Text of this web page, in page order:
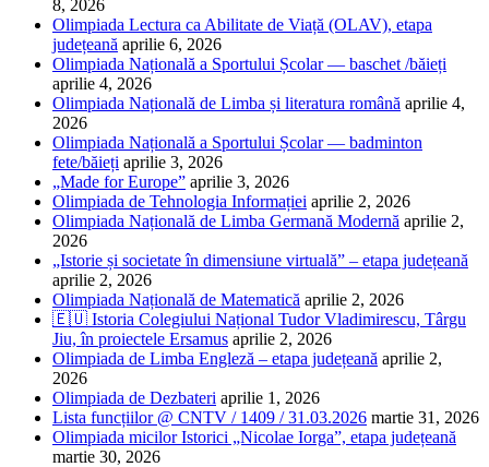
8, 2026
Olimpiada Lectura ca Abilitate de Viață (OLAV), etapa
județeană aprilie 6, 2026
Olimpiada Națională a Sportului Școlar — baschet /băieți
aprilie 4, 2026
Olimpiada Națională de Limba și literatura română aprilie 4,
2026
Olimpiada Națională a Sportului Școlar — badminton
fete/băieți aprilie 3, 2026
„Made for Europe” aprilie 3, 2026
Olimpiada de Tehnologia Informației aprilie 2, 2026
Olimpiada Națională de Limba Germană Modernă aprilie 2,
2026
„Istorie și societate în dimensiune virtuală” – etapa județeană
aprilie 2, 2026
Olimpiada Națională de Matematică aprilie 2, 2026
🇪🇺 Istoria Colegiului Național Tudor Vladimirescu, Târgu
Jiu, în proiectele Ersamus aprilie 2, 2026
Olimpiada de Limba Engleză – etapa județeană aprilie 2,
2026
Olimpiada de Dezbateri aprilie 1, 2026
Lista funcțiilor @ CNTV / 1409 / 31.03.2026 martie 31, 2026
Olimpiada micilor Istorici „Nicolae Iorga”, etapa județeană
martie 30, 2026